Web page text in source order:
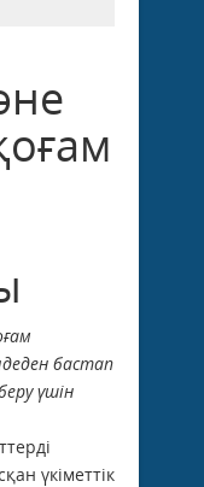
бастап
үшін
үкіметтік